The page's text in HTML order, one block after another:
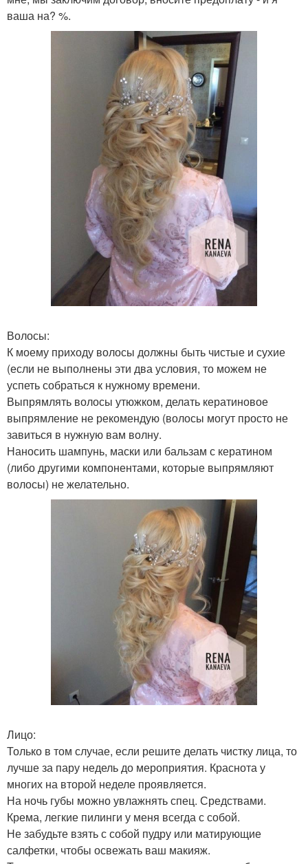
ваша на? %.
Волосы:
К моему приходу волосы должны быть чистые и сухие
(если не выполнены эти два условия, то можем не
успеть собраться к нужному времени.
Выпрямлять волосы утюжком, делать кератиновое
выпрямление не рекомендую (волосы могут просто не
завиться в нужную вам волну.
Наносить шампунь, маски или бальзам с кератином
(либо другими компонентами, которые выпрямляют
волосы) не желательно.
Лицо:
Только в том случае, если решите делать чистку лица, то
лучше за пару недель до мероприятия. Краснота у
многих на второй неделе проявляется.
На ночь губы можно увлажнять спец. Средствами.
Крема, легкие пилинги у меня всегда с собой.
Не забудьте взять с собой пудру или матирующие
салфетки, чтобы освежать ваш макияж.